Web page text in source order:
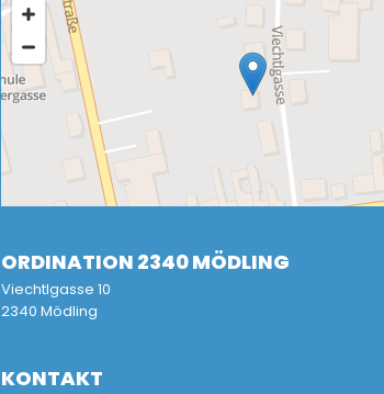
ORDINATION 2340 MÖDLING
Viechtlgasse 10
2340 Mödling
KONTAKT